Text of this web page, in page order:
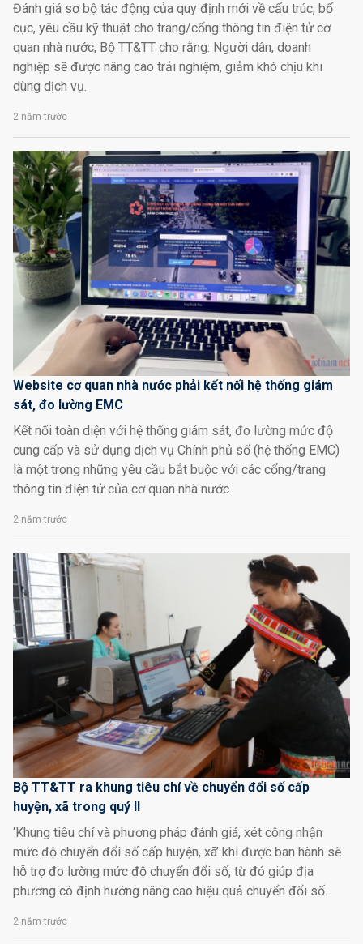
Đánh giá sơ bộ tác động của quy định mới về cấu trúc, bố
cục, yêu cầu kỹ thuật cho trang/cổng thông tin điện tử cơ
quan nhà nước, Bộ TT&TT cho rằng: Người dân, doanh
nghiệp sẽ được nâng cao trải nghiệm, giảm khó chịu khi
dùng dịch vụ.
2 năm trước
Website cơ quan nhà nước phải kết nối hệ thống giám
sát, đo lường EMC
Kết nối toàn diện với hệ thống giám sát, đo lường mức độ
cung cấp và sử dụng dịch vụ Chính phủ số (hệ thống EMC)
là một trong những yêu cầu bắt buộc với các cổng/trang
thông tin điện tử của cơ quan nhà nước.
2 năm trước
Bộ TT&TT ra khung tiêu chí về chuyển đổi số cấp
huyện, xã trong quý II
‘Khung tiêu chí và phương pháp đánh giá, xét công nhận
mức độ chuyển đổi số cấp huyện, xã’ khi được ban hành sẽ
hỗ trợ đo lường mức độ chuyển đổi số, từ đó giúp địa
phương có định hướng nâng cao hiệu quả chuyển đổi số.
2 năm trước